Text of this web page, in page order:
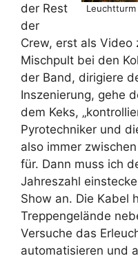
Leuchtturm
der Rest
der
Crew, erst als Video
Mischpult bei den
der Band, dirigiere
Inszenierung, gehe
dem Keks,
Pyrotechniker und
also immer
für. Dann muss ich
Jahreszahl
Show an. Die Kabel
Treppengelände
Versuche das
automatisieren und